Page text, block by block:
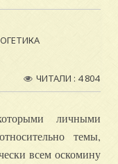
ЧИТАЛИ : 4 804
личными
темы,
всем оскомину